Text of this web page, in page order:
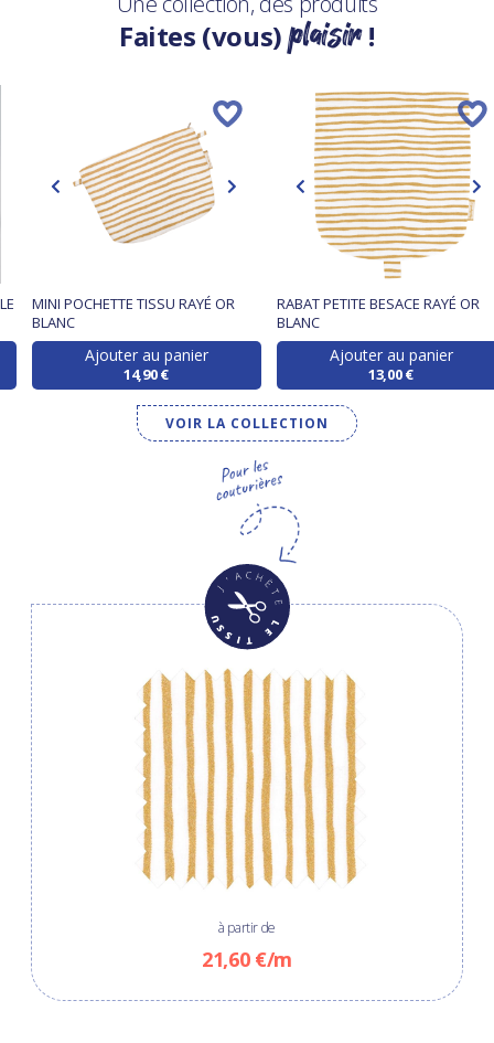
Faites (vous)plaisir!
MINI POCHETTE TISSU RAYÉ OR
BLANC
Ajouter au panier
14,90 €
RABAT PETITE BESACE RAYÉ OR
BLANC
Ajouter au panier
13,00 €
VOIR LA COLLECTION
à partir de
21,60 €/m